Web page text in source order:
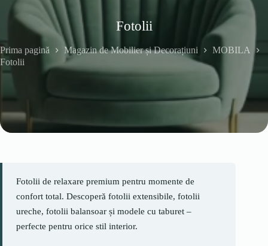
Fotolii
Prima pagină Magazin de Mobilier și Decorațiuni
MOBILA
Fotolii
Fotolii de relaxare premium pentru momente de
confort total. Descoperă fotolii extensibile, fotolii
ureche, fotolii balansoar și modele cu taburet –
perfecte pentru orice stil interior.